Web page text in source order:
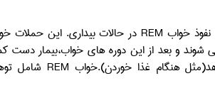
خواب REM در حالات بیداری. این حملات
منجر به دوره های خواب ۱۰ تا ۲۰ دقیقه ای می شوند و بعد از این
هنگام غذا خوردن).خواب REM شامل